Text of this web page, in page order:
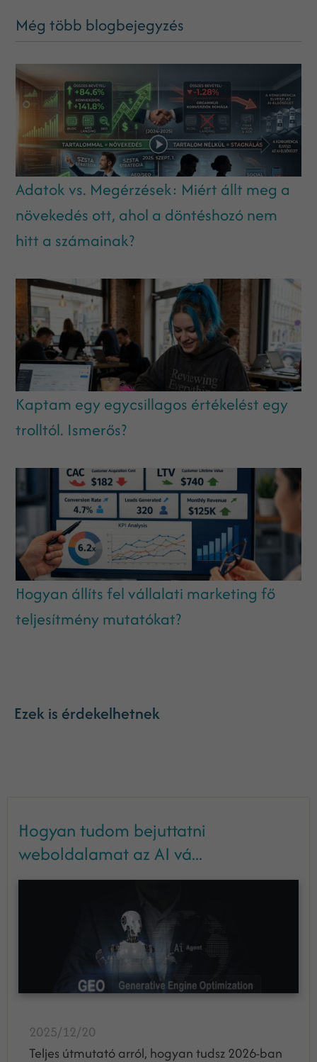
Még több blogbejegyzés
Adatok vs. Megérzések: Miért állt meg a
növekedés ott, ahol a döntéshozó nem
hitt a számainak?
Kaptam egy egycsillagos értékelést egy
trolltól. Ismerős?
Hogyan állíts fel vállalati marketing fő
teljesítmény mutatókat?
Ezek is érdekelhetnek
Hogyan tudom bejuttatni
weboldalamat az AI vá...
2025/12/20
Teljes útmutató arról, hogyan tudsz 2026-ban